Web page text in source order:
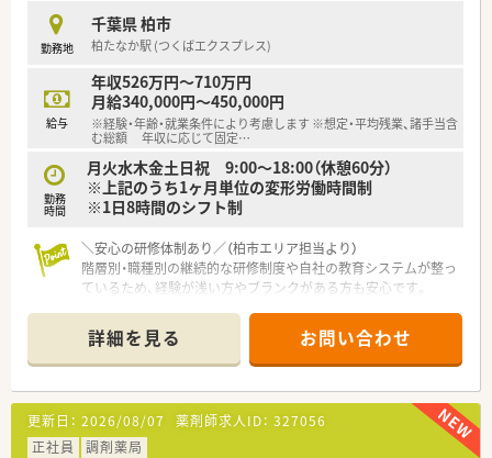
潔感があり、快適に勤務できる環境が整っています。
【こんな方が活躍中】
■調剤経験者のみならず、メーカーや化粧品会社といった異なる
業界から転職してきた薬剤師も活躍しています。
■指示を待つだけでなく、自分から「やってみたい」と提案して
新しい仕事に意欲的に取り組む方が多く在籍します。
■小児科の処方箋を多く取り扱うため、子供が好きで親しみやす
い対応ができるスタッフが中心となって働いています。
【こんな方にオススメ】
ント企画を通じて地域に貢献したい方に最適です。
■仕事の成果や前向きな取り組みを、社歴や年齢に関係なく正当
に給与に反映してほしいと考える方におすすめです。
■明るいメンバーに囲まれて、チームワークを重視しながらモチ
ベーション高く仕事をしていきたい方に最適です。
勤務地
千葉県 柏市
柏たなか駅 (つくばエクスプレス)
給与
年収526万円～710万円
月給340,000円～450,000円
※経験・年齢・就業条件により考慮します ※想定・平均残業、諸手当含
む総額 年収に応じて固定…
勤務
時間
月火水木金土日祝 9:00～18:00（休憩60分）
※上記のうち1ヶ月単位の変形労働時間制
※1日8時間のシフト制
＼安心の研修体制あり／（柏市エリア担当より）
階層別・職種別の継続的な研修制度や自社の教育システムが整っ
ているため、経験が浅い方やブランクがある方も安心です。
【店舗情報と応需状況について】
■つくばエクスプレスの柏たなか駅から徒歩で3分という、通勤
に大変便利な駅チカの調剤薬局でございます。
■面受けで幅広い処方箋を応需しています。在宅の居宅をメイ
ンに対応されています。
■勤務する薬剤師の数は5名体制を予定しており、新規オープン
店舗として複数のスタッフで業務を分担いたします。
詳細を見る お問い合わせ
更新日： 2026/08/07 薬剤師求人ID： 327056
正社員
調剤薬局